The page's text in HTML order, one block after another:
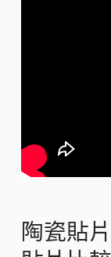
陶瓷貼